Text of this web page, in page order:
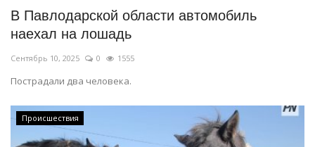
В Павлодарской области автомобиль
наехал на лошадь
Сентябрь 10, 2025 0 1555
Пострадали два человека.
Происшествия